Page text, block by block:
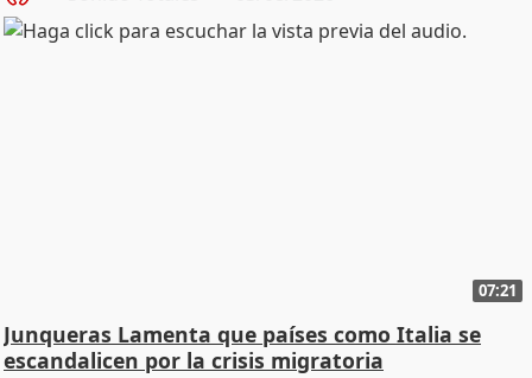
07:21
Junqueras Lamenta que países como Italia se
escandalicen por la crisis migratoria